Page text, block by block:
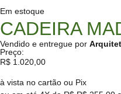
Em estoque
CADEIRA
Vendido e entregue por
Preço:
R$ 1.020,00
à vista no cartão ou Pix